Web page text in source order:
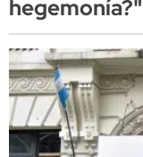
hegemonía?"